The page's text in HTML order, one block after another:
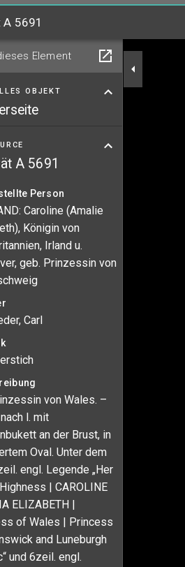
5691
Element
OBJEKT
A 5691
Person
Caroline (Amalie
Königin von
Irland u.
geb. Prinzessin von
Carl
von Wales. –
l. mit
an der Brust, in
Oval. Unter dem
engl. Legende „Her
| CAROLINE
ELIZABETH |
of Wales | Princess
and Luneburgh
und 6zeil. engl.
5691